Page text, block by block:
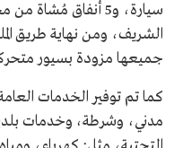
سيارة، و5 أنفاق
الشريف، ومن نهاية طريق
جميعها مزودة بسيور
كما تم توفير الخدمات
مدني، وشرطة، وخدمات